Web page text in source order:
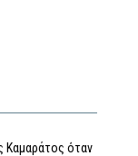
Καμαράτος όταν